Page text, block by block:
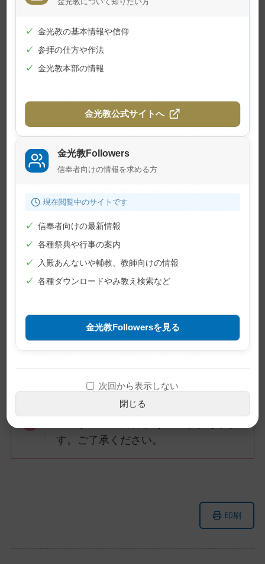
にお参りをし、八十代になって足腰が弱ってから
は、電動三輪車でお参りを続けました。九十歳を
してくれるようになりました。
ツユさんは、嫁いでから今日まで、教会の祭典
に合わせて野菜の植え付けをし、自ら収穫した物
を神様にお供えしてきました。今では耳も遠くな
大祭には長年の信心友達と教会に泊まり込みでご
用に務めています。
近所のお嫁さんや信徒仲間から母親のように慕
われているツユさんは、つやのある和らいだ顔と
※このお話は実話をもとに執筆されたものです
※この記事は旧サイトから移行したも
す。ご了承ください。
印刷
✓ 金光教の基本情報や信仰
✓ 参拝の仕方や作法
✓ 金光教本部の情報
金光教公式サイトへ
金光教Followers
信奉者向けの情報を求める方
現在閲覧中のサイトです
✓ 信奉者向けの最新情報
✓ 各種祭典や行事の案内
✓ 入殿あんないや輔教、教師向けの情報
✓ 各種ダウンロードやみ教え検索など
金光教Followersを見る
次回から表示しない
閉じる